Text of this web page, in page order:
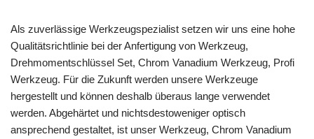
Als zuverlässige Werkzeugspezialist setzen wir uns eine hohe
Qualitätsrichtlinie bei der Anfertigung von Werkzeug,
Drehmomentschlüssel Set, Chrom Vanadium Werkzeug, Profi
Werkzeug. Für die Zukunft werden unsere Werkzeuge
hergestellt und können deshalb überaus lange verwendet
werden. Abgehärtet und nichtsdestoweniger optisch
ansprechend gestaltet, ist unser Werkzeug, Chrom Vanadium